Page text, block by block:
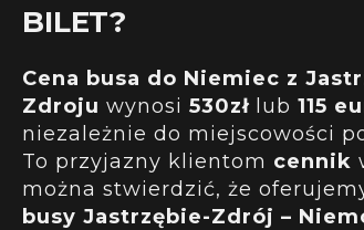
BILET?
Cena busa do Niemiec z
Zdroju wynosi 530zł lub 115
niezależnie do miejscowości
To przyjazny klientom cennik
można stwierdzić, że
busy Jastrzębie-Zdrój –